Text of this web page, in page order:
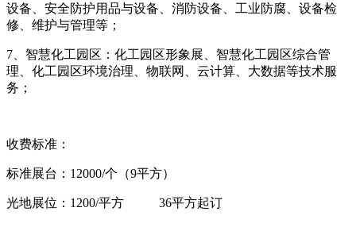
设备、安全防护用品与设备、消防设备、工业防腐、设备检
修、维护与管理等；
7、智慧化工园区：化工园区形象展、智慧化工园区综合管
理、化工园区环境治理、物联网、云计算、大数据等技术服
务；
收费标准：
标准展台：12000/个（9平方）
光地展位：1200/平方 36平方起订